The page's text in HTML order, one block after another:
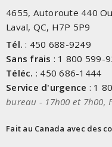
4655, Autoroute 440
Laval, QC, H7P 5P9
Tél. : 450 688-9249
Sans frais : 1 800 599-
Téléc. : 450 686-1444
Service d'urgence : 1
bureau - 17h00 et 7h00,
Fait au Canada avec des